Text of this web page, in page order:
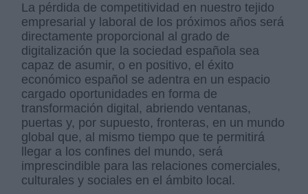
La pérdida de competitividad en nuestro tejido
empresarial y laboral de los próximos años será
directamente proporcional al grado de
digitalización que la sociedad española sea
capaz de asumir, o en positivo, el éxito
económico español se adentra en un espacio
cargado oportunidades en forma de
transformación digital, abriendo ventanas,
puertas y, por supuesto, fronteras, en un mundo
global que, al mismo tiempo que te permitirá
llegar a los confines del mundo, será
imprescindible para las relaciones comerciales,
culturales y sociales en el ámbito local.